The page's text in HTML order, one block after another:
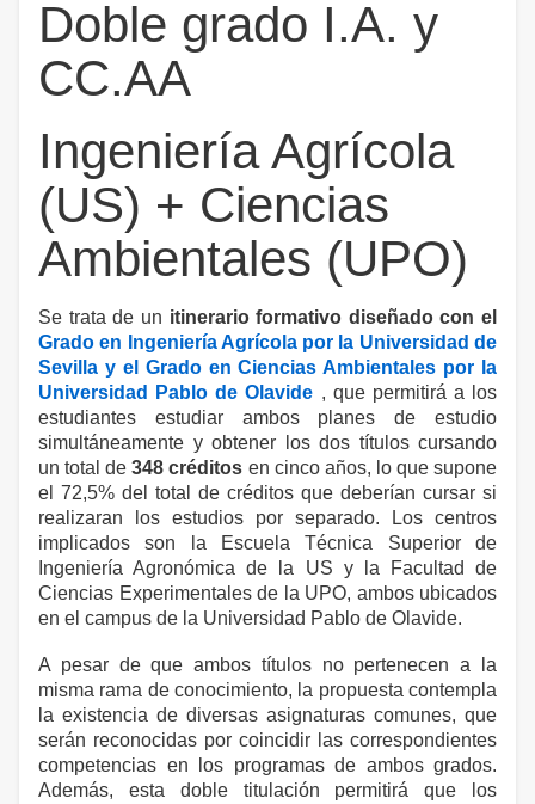
Doble grado I.A. y
CC.AA
Ingeniería Agrícola
(US) + Ciencias
Ambientales (UPO)
Se trata de un itinerario formativo diseñado con el
Grado en Ingeniería Agrícola por la Universidad de
Sevilla y el Grado en Ciencias Ambientales por la
Universidad Pablo de Olavide , que permitirá a los
estudiantes estudiar ambos planes de estudio
simultáneamente y obtener los dos títulos cursando
un total de348 créditos en cinco años, lo que supone
el 72,5% del total de créditos que deberían cursar si
realizaran los estudios por separado. Los centros
implicados son la Escuela Técnica Superior de
Ingeniería Agronómica de la US y la Facultad de
Ciencias Experimentales de la UPO, ambos ubicados
en el campus de la Universidad Pablo de Olavide.
A pesar de que ambos títulos no pertenecen a la
misma rama de conocimiento, la propuesta contempla
la existencia de diversas asignaturas comunes, que
serán reconocidas por coincidir las correspondientes
competencias en los programas de ambos grados.
Además, esta doble titulación permitirá que los